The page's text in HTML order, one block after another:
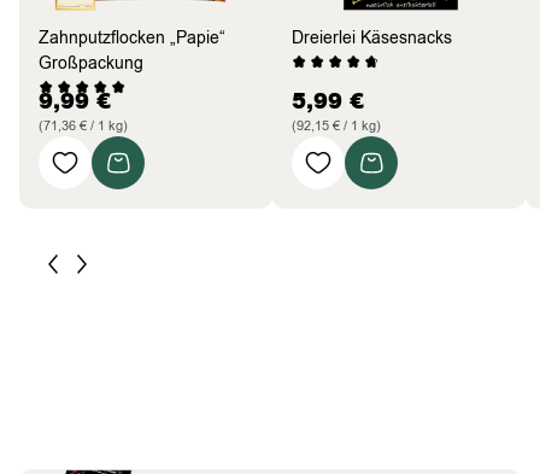
Zahnputzflocken „Papie“
Großpackung
9,99€
(71,36 € / 1 kg)
Dreierlei Käsesnacks
5,99 €
(92,15 € / 1 kg)